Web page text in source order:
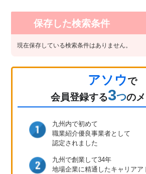
保存した検索条件
現在保存している検索条件はありません。
アソウで
会員登録する3つの
九州内で初めて
職業紹介優良事業者として
認定されました
九州で創業して34年
地場企業に精通したキャリアア